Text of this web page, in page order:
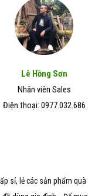
Lê Hồng Sơn
Nhân viên Sales
Điện thoại: 0977.032.686
sỉ, lẻ các sản phẩm quà